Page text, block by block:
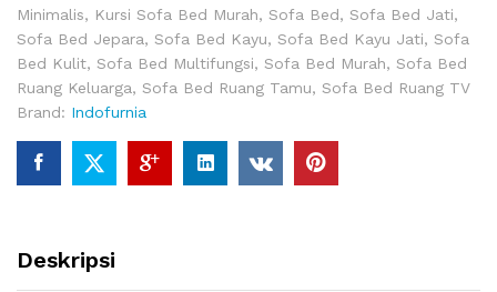
Minimalis, Kursi Sofa Bed Murah, Sofa Bed, Sofa Bed Jati,
Sofa Bed Jepara, Sofa Bed Kayu, Sofa Bed Kayu Jati, Sofa
Bed Kulit, Sofa Bed Multifungsi, Sofa Bed Murah, Sofa Bed
Ruang Keluarga, Sofa Bed Ruang Tamu, Sofa Bed Ruang TV
Brand: Indofurnia
Deskripsi